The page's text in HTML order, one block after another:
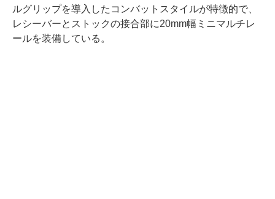
ルグリップを導入したコンバットスタイルが特徴的で、
レシーバーとストックの接合部に20mm幅ミニマルチレ
ールを装備している。